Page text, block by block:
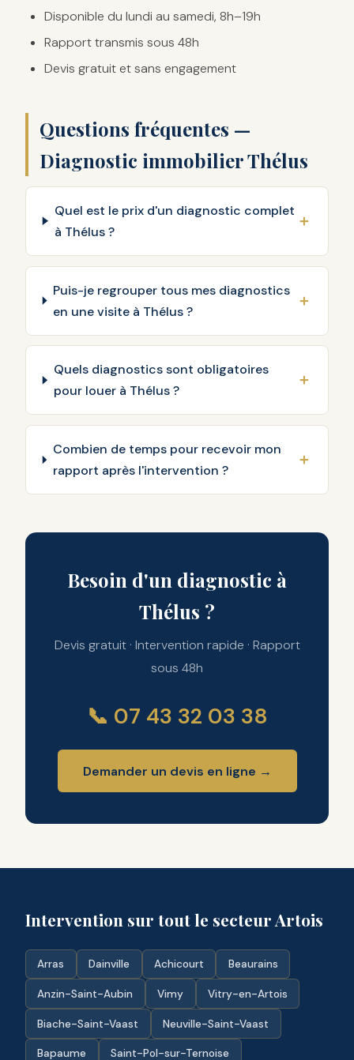
Disponible du lundi au samedi, 8h–19h
Rapport transmis sous 48h
Devis gratuit et sans engagement
Questions fréquentes —
Diagnostic immobilier Thélus
Quel est le prix d'un diagnostic complet
à Thélus ?
Puis-je regrouper tous mes diagnostics
en une visite à Thélus ?
Quels diagnostics sont obligatoires
pour louer à Thélus ?
Combien de temps pour recevoir mon
rapport après l'intervention ?
Besoin d'un diagnostic à
Thélus ?
Devis gratuit · Intervention rapide · Rapport
sous 48h
📞 07 43 32 03 38
Demander un devis en ligne →
Intervention sur tout le secteur Artois
Arras Dainville Achicourt Beaurains
Anzin-Saint-Aubin Vimy Vitry-en-Artois
Biache-Saint-Vaast Neuville-Saint-Vaast
Bapaume Saint-Pol-sur-Ternoise